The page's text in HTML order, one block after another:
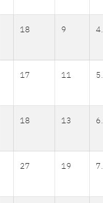
18 9 4.
17 11 5.
18 13 6.
27 19 7.